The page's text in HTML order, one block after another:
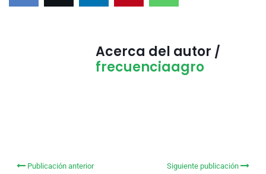
Acerca del autor /
frecuenciaagro
Publicación anterior Siguiente publicación